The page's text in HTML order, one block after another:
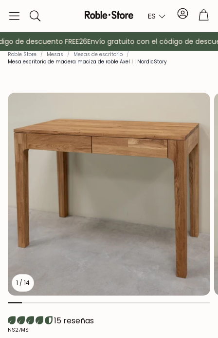
Buscar ES Cuenta
Armarios Mesitas de
de descuento FREE26Envío gratuito con el código de
Roble Store / Mesas / Mesas de escritorio /
Mesa escritorio de madera maciza de roble Axel I | NordicStory
1 / 14
15 reseñas
SKU:
NS27MS